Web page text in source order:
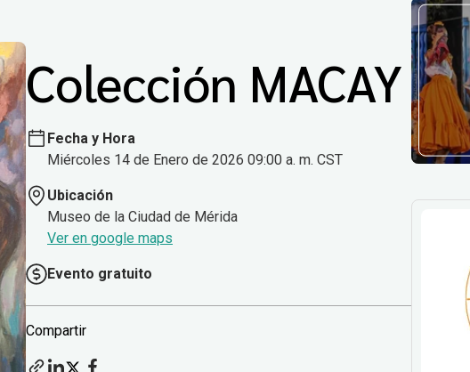
Colección MACAY
Fecha y Hora
Miércoles 14 de Enero de 2026 09:00 a. m. CST
Ubicación
Museo de la Ciudad de Mérida
Ver en google maps
Evento gratuito
Compartir